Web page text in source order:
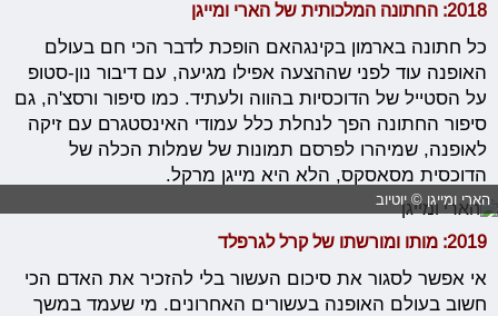
2018: החתונה המלכותית של הארי ומייגן
כל חתונה בארמון בקינגהאם הופכת לדבר הכי חם בעולם
האופנה עוד לפני שההצעה אפילו מגיעה, עם דיבור נון-סטופ
על הסטייל של הדוכסיות בהווה ולעתיד. כמו סיפור ורסצ'ה, גם
סיפור החתונה הפך לנחלת כלל עמודי האינסטגרם עם זיקה
לאופנה, שמיהרו לפרסם תמונות של שמלות הכלה של
הדוכסית מסאסקס, הלא היא מייגן מרקל.
הארי ומייגן © יוטיוב
2019: מותו ומורשתו של קרל לגרפלד
אי אפשר לסגור את סיכום העשור בלי להזכיר את האדם הכי
חשוב בעולם האופנה בעשורים האחרונים. מי שעמד במשך